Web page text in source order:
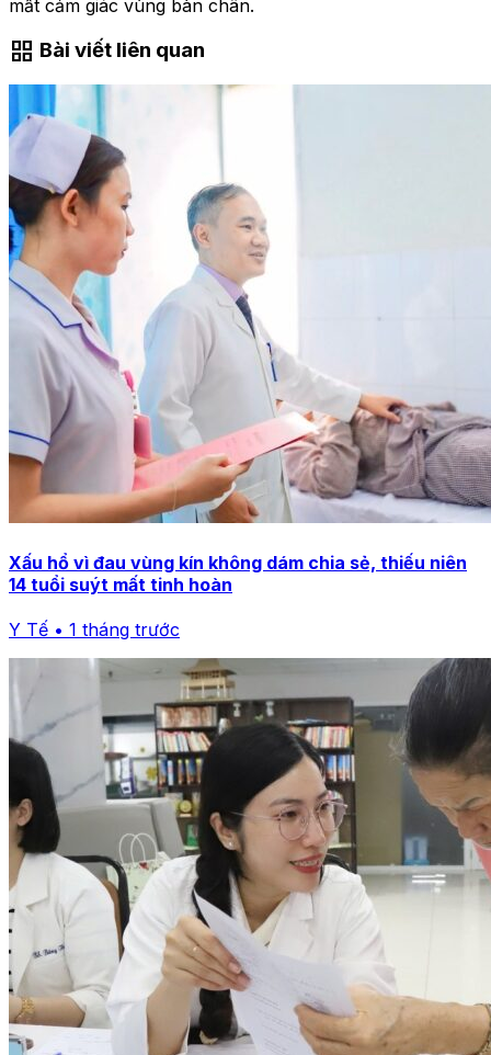
mất cảm giác vùng bàn chân.
grid_view Bài viết liên quan
Xấu hổ vì đau vùng kín không dám chia sẻ, thiếu niên
14 tuổi suýt mất tinh hoàn
Y Tế • 1 tháng trước